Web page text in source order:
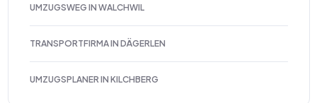
UMZUGSWEG IN WALCHWIL
TRANSPORTFIRMA IN DÄGERLEN
UMZUGSPLANER IN KILCHBERG